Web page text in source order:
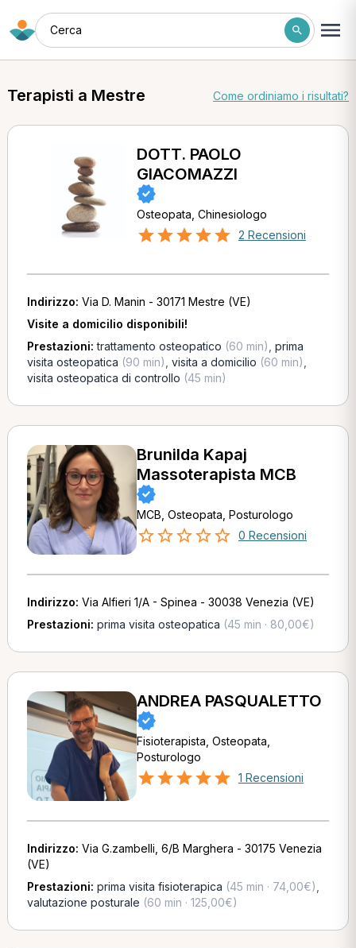
Cerca
Terapisti a Mestre Come ordiniamo i risultati?
DOTT. PAOLO
GIACOMAZZI
Osteopata, Chinesiologo
2 Recensioni
Indirizzo: Via D. Manin - 30171 Mestre (VE)
Visite a domicilio disponibili!
Prestazioni:trattamento osteopatico (60 min) prima
visita osteopatica (90 min) visita a domicilio (60 min)
visita osteopatica di controllo (45 min)
Brunilda Kapaj
Massoterapista MCB
MCB, Osteopata, Posturologo
0 Recensioni
Indirizzo: Via Alfieri 1/A - Spinea - 30038 Venezia (VE)
Prestazioni: prima visita osteopatica (45 min · 80,00€)
ANDREA PASQUALETTO
Fisioterapista, Osteopata,
Posturologo
1 Recensioni
Indirizzo: Via G.zambelli, 6/B Marghera - 30175 Venezia
(VE)
Prestazioni: prima visita fisioterapica (45 min · 74,00€)
valutazione posturale (60 min · 125,00€)